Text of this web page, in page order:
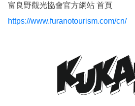
富良野觀光協會官方網站 首頁
https://www.furanotourism.com/cn/